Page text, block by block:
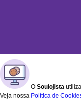
O Soulojista
Veja nossa Política de